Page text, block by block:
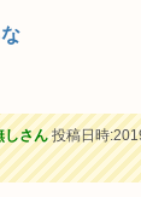
しさん投稿日時